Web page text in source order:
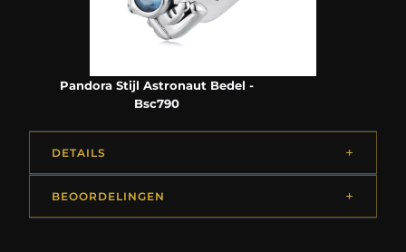
Pandora Stijl Astronaut Bedel -
Bsc790
DETAILS
BEOORDELINGEN